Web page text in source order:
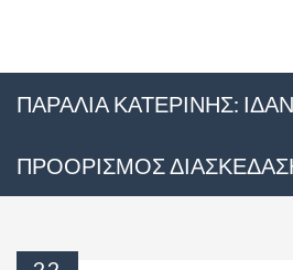
ΠΑΡΑΛΙΑ ΚΑΤΕΡΙΝΗΣ:
ΠΡΟΟΡΙΣΜΟΣ